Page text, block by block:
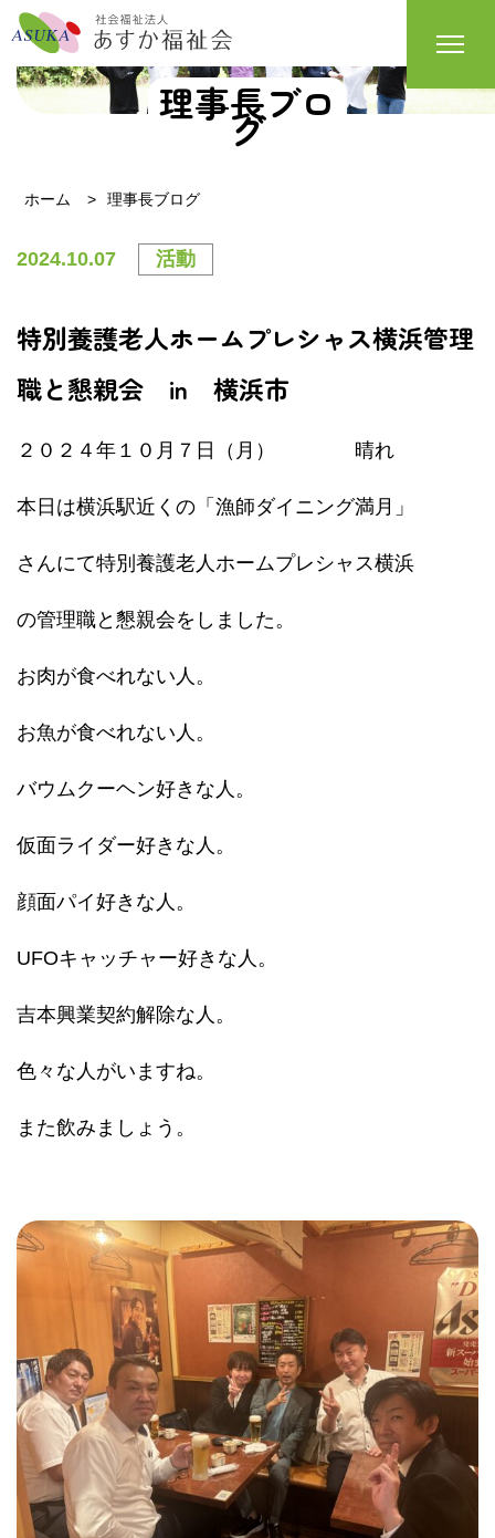
理事長ブロ
グ
ホーム 理事長ブログ
2024.10.07 活動
特別養護老人ホームプレシャス横浜管理
職と懇親会 in 横浜市
２０２４年１０月７日（月） 晴れ
本日は横浜駅近くの「漁師ダイニング満月」
さんにて特別養護老人ホームプレシャス横浜
の管理職と懇親会をしました。
お肉が食べれない人。
お魚が食べれない人。
バウムクーヘン好きな人。
仮面ライダー好きな人。
顔面パイ好きな人。
UFOキャッチャー好きな人。
吉本興業契約解除な人。
色々な人がいますね。
また飲みましょう。